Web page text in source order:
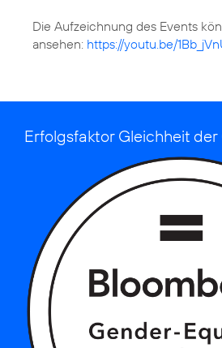
Die Aufzeichnung des Events
ansehen: https://youtu.be/
Erfolgsfaktor Gleichheit